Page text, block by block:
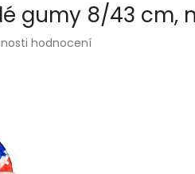
gumy 8/43 cm,
hodnocení